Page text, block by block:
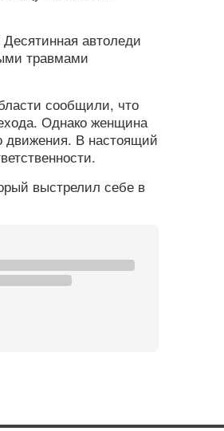
автоледи
травмами
сообщили, что
Однако женщина
движения. В настоящий
выстрелил себе в